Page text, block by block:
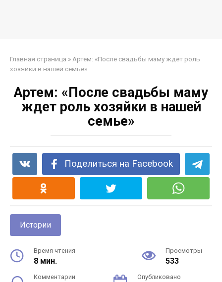
Главная страница » Артем: «После свадьбы маму ждет роль
хозяйки в нашей семье»
Артем: «После свадьбы маму
ждет роль хозяйки в нашей
семье»
Поделиться на Facebook
Истории
Время чтения
8 мин.
Просмотры
533
Комментарии Опубликовано